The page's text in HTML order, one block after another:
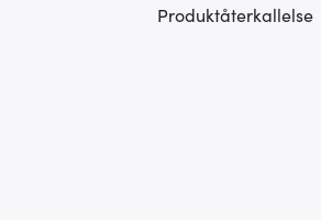
Produktåterkallelse